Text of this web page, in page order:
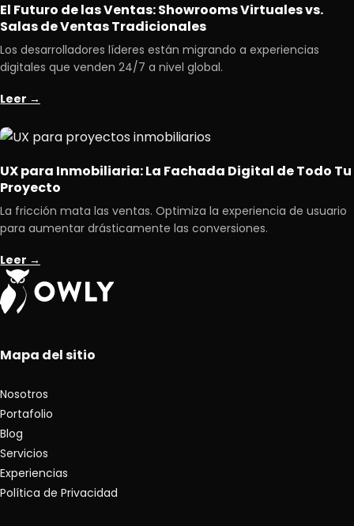
El Futuro de las Ventas: Showrooms Virtuales vs.
Salas de Ventas Tradicionales
Los desarrolladores líderes están migrando a experiencias
digitales que venden 24/7 a nivel global.
Leer →
UX para Inmobiliaria: La Fachada Digital de Todo Tu
Proyecto
La fricción mata las ventas. Optimiza la experiencia de usuario
para aumentar drásticamente las conversiones.
Leer →
Mapa del sitio
Nosotros
Portafolio
Blog
Servicios
Experiencias
Política de Privacidad